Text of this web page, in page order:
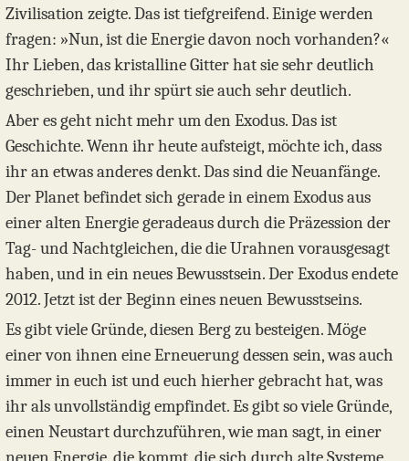
Zivilisation zeigte. Das ist tiefgreifend. Einige werden
fragen: »Nun, ist die Energie davon noch vorhanden?«
Ihr Lieben, das kristalline Gitter hat sie sehr deutlich
geschrieben, und ihr spürt sie auch sehr deutlich.
Aber es geht nicht mehr um den Exodus. Das ist
Geschichte. Wenn ihr heute aufsteigt, möchte ich, dass
ihr an etwas anderes denkt. Das sind die Neuanfänge.
Der Planet befindet sich gerade in einem Exodus aus
einer alten Energie geradeaus durch die Präzession der
Tag- und Nachtgleichen, die die Urahnen vorausgesagt
haben, und in ein neues Bewusstsein. Der Exodus endete
2012. Jetzt ist der Beginn eines neuen Bewusstseins.
Es gibt viele Gründe, diesen Berg zu besteigen. Möge
einer von ihnen eine Erneuerung dessen sein, was auch
immer in euch ist und euch hierher gebracht hat, was
ihr als unvollständig empfindet. Es gibt so viele Gründe,
einen Neustart durchzuführen, wie man sagt, in einer